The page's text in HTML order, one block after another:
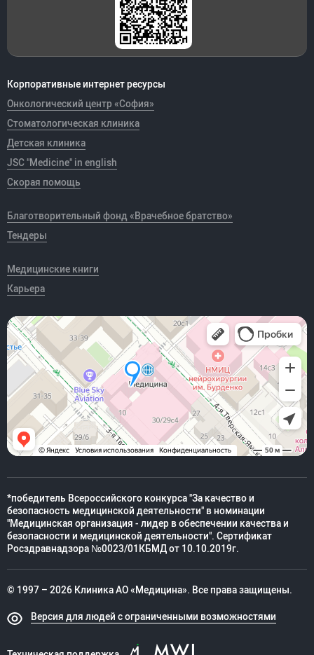
Корпоративные интернет ресурсы
Онкологический центр «София»
Стоматологическая клиника
Детская клиника
JSC "Medicine" in english
Скорая помощь
Благотворительный фонд «Врачебное братство»
Тендеры
Медицинские книги
Карьера
*победитель Всероссийского конкурса "За качество и
безопасность медицинской деятельности" в номинации
"Медицинская организация - лидер в обеспечении качества и
безопасности и медицинской деятельности". Сертификат
Росздравнадзора №0023/01КБМД от 10.10.2019г.
© 1997 – 2026 Клиника АО «Медицина». Все права защищены.
Версия для людей с ограниченными возможностями